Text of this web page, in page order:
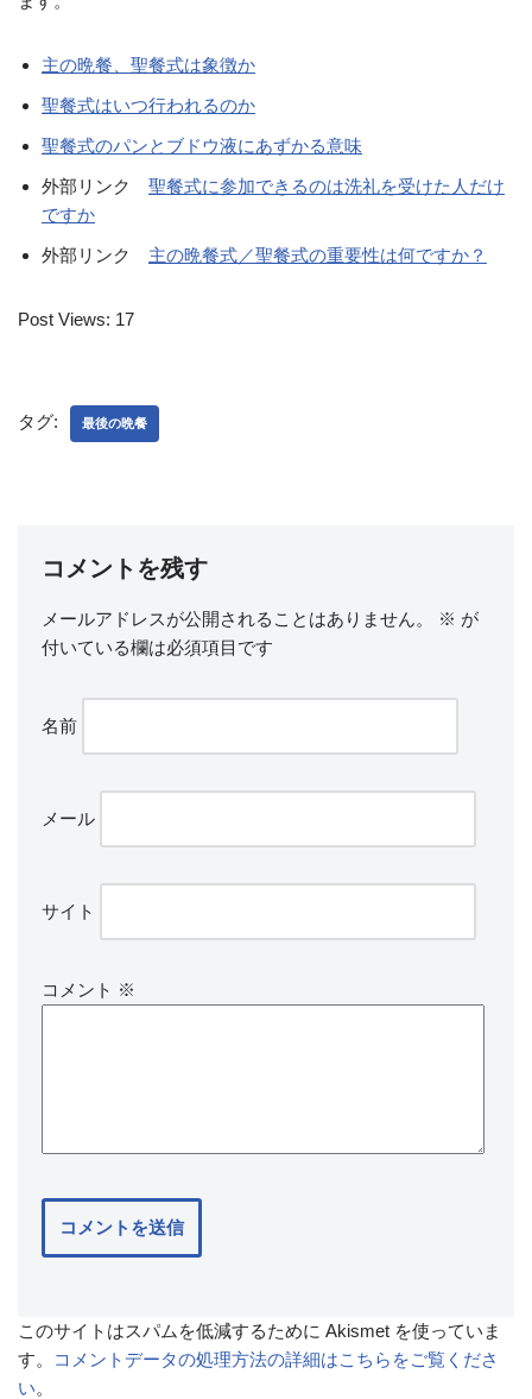
主の晩餐、聖餐式は象徴か
聖餐式はいつ行われるのか
聖餐式のパンとブドウ液にあずかる意味
外部リンク 聖餐式に参加できるのは洗礼を受けた人だけ
ですか
外部リンク 主の晩餐式／聖餐式の重要性は何ですか？
Post Views: 17
タグ: 最後の晩餐
コメントを残す
メールアドレスが公開されることはありません。 ※ が
付いている欄は必須項目です
名前
メール
サイト
コメント ※
このサイトはスパムを低減するために Akismet を使っていま
す。
コメントデータの処理方法の詳細はこちらをご覧くださ
い。